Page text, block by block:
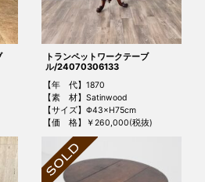
トランペットワークテーブ
ル/24070306133
【年 代】1870
【素 材】Satinwood
【サイズ】Φ43×H75cm
【価 格】￥260,000(税抜)